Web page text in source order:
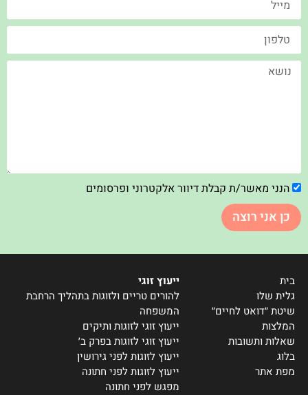
הנני מאשר/ת קבלת דיוור אלקטרוני ופרסומים
כן אני רוצה
בית
גלית שלו
שיטת ״דואט לחיים״
המלצות
שאלות ותשובות
בלוג
מפת אתר
ייעוץ זוגי
להורים טריים ולזוגות בתהליך הרחבת
המשפחה
ייעוץ זוגי לזוגות ותיקים
ייעוץ זוגי לזוגות בפרק ב׳
ייעוץ לזוגות לפני גירושין
ייעוץ לזוגות לפני חתונה
מפגש לפני חתונה